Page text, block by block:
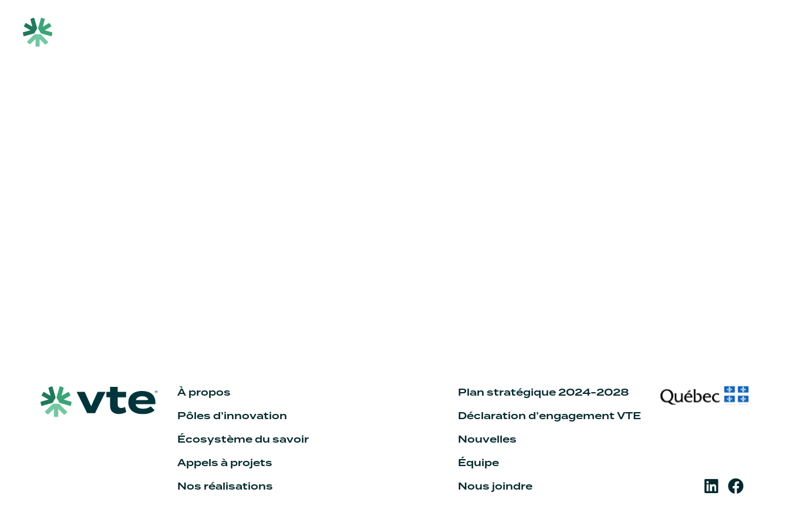
À propos
Pôles d’innovation
Écosystème du savoir
Appels à projets
Nos réalisations
Plan stratégique 2024-2028
Déclaration d’engagement VTE
Nouvelles
Équipe
Nous joindre